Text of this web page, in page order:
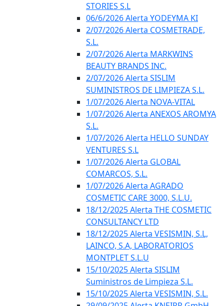
STORIES S.L
06/6/2026 Alerta YODEYMA KI
2/07/2026 Alerta COSMETRADE,
S.L.
2/07/2026 Alerta MARKWINS
BEAUTY BRANDS INC.
2/07/2026 Alerta SISLIM
SUMINISTROS DE LIMPIEZA S.L.
1/07/2026 Alerta NOVA-VITAL
1/07/2026 Alerta ANEXOS AROMYA
S.L.
1/07/2026 Alerta HELLO SUNDAY
VENTURES S.L
1/07/2026 Alerta GLOBAL
COMARCOS, S.L.
1/07/2026 Alerta AGRADO
COSMETIC CARE 3000, S.L.U.
18/12/2025 Alerta THE COSMETIC
CONSULTANCY LTD
18/12/2025 Alerta VESISMIN, S.L,
LAINCO, S.A, LABORATORIOS
MONTPLET S.L.U
15/10/2025 Alerta SISLIM
Suministros de Limpieza S.L.
15/10/2025 Alerta VESISMIN, S.L.